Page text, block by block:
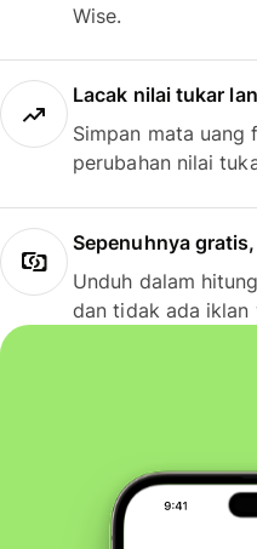
Wise.
Lacak nilai tukar
Simpan mata uang
perubahan nilai
Sepenuhnya
Unduh dalam
dan tidak ada iklan